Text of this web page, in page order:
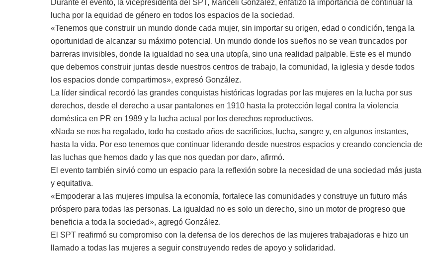
Durante el evento, la vicepresidenta del SPT, Mariceli González, enfatizó la importancia de continuar la
lucha por la equidad de género en todos los espacios de la sociedad.
«Tenemos que construir un mundo donde cada mujer, sin importar su origen, edad o condición, tenga la
oportunidad de alcanzar su máximo potencial. Un mundo donde los sueños no se vean truncados por
barreras invisibles, donde la igualdad no sea una utopía, sino una realidad palpable. Este es el mundo
que debemos construir juntas desde nuestros centros de trabajo, la comunidad, la iglesia y desde todos
los espacios donde compartimos», expresó González.
La líder sindical recordó las grandes conquistas históricas logradas por las mujeres en la lucha por sus
derechos, desde el derecho a usar pantalones en 1910 hasta la protección legal contra la violencia
doméstica en PR en 1989 y la lucha actual por los derechos reproductivos.
«Nada se nos ha regalado, todo ha costado años de sacrificios, lucha, sangre y, en algunos instantes,
hasta la vida. Por eso tenemos que continuar liderando desde nuestros espacios y creando conciencia de
las luchas que hemos dado y las que nos quedan por dar», afirmó.
El evento también sirvió como un espacio para la reflexión sobre la necesidad de una sociedad más justa
y equitativa.
«Empoderar a las mujeres impulsa la economía, fortalece las comunidades y construye un futuro más
próspero para todas las personas. La igualdad no es solo un derecho, sino un motor de progreso que
beneficia a toda la sociedad», agregó González.
El SPT reafirmó su compromiso con la defensa de los derechos de las mujeres trabajadoras e hizo un
llamado a todas las mujeres a seguir construyendo redes de apoyo y solidaridad.